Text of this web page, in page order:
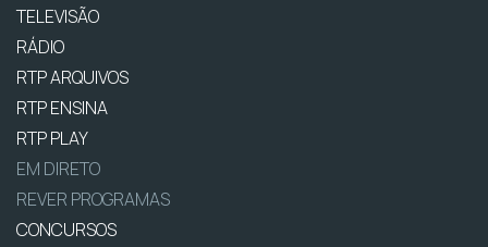
TELEVISÃO
RÁDIO
RTP ARQUIVOS
RTP ENSINA
RTP PLAY
EM DIRETO
REVER PROGRAMAS
CONCURSOS